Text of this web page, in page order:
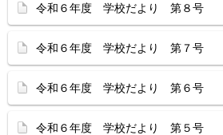
令和６年度 学校だより 第８号
令和６年度 学校だより 第７号
令和６年度 学校だより 第６号
令和６年度 学校だより 第５号